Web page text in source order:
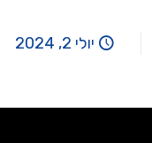
יולי 2, 2024